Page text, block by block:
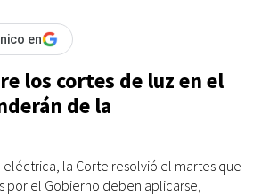
en
los cortes de luz en el
de la
eléctrica, la Corte resolvió el martes que
por el Gobierno deben aplicarse,